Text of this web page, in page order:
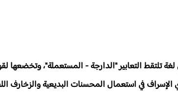
تلتقط التعابير "الدارجة - المستعملة"، وتخضعها
الإسراف في استعمال المحسنات البديعية والزخارف